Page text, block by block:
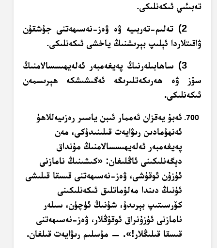
تەبىئىي ئىكەنلىكى.
2) تەلىم-تەربىيە ۋە ۋەز-نەسىھەتنى جۇشقۇن
ۋاقىتلاردا ئېلىپ بېرىشنىڭ ياخشى ئىكەنلىكى.
3) ساھابىلەرنىڭ پەيغەمبەر ئەلەيھىسسالامنىڭ
سۆز ۋە ھەرىكەتلىرىگە ئەگىشىشكە ھېرىسمەن
ئىكەنلىكى.
ئەبۇ يەقزان ئەممار ئىبن ياسىر رەزىيەللاھۇ
ئەنھۇمادىن رىۋايەت قىلىنىدۇكى، مەن
پەيغەمبەر ئەلەيھىسسالامنىڭ مۇنداق
دېگەنلىكىنى ئاڭلىغان: «كىشىنىڭ نامازنى
ئۇزۇن ئوقۇشى، ۋەز-نەسىھەتنى قىسقا قىلىشى
ئۇنىڭ دىندا مەلۇماتلىق ئىكەنلىكىنى
كۆرسىتىپ بېرىدۇ، شۇنىڭ ئۈچۈن، سىلەر
نامازنى ئۇزۇنراق ئوقۇڭلار، ۋەز-نەسىھەتنى
قىسقا قىلىڭلار!». — مۇسلىم رىۋايەت قىلغان.